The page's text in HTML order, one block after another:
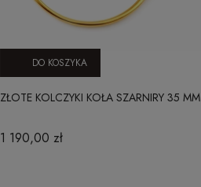
ZŁOTE KOLCZYKI KOŁA SZARNIRY 35 MM
1 190,00 zł
DO KOSZYKA